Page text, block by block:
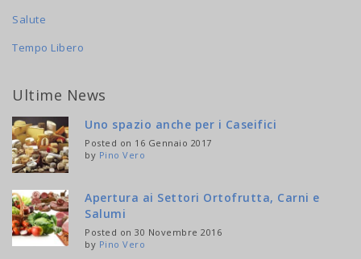
Salute
Tempo Libero
Ultime News
Uno spazio anche per i Caseifici
Posted on 16 Gennaio 2017
by Pino Vero
Apertura ai Settori Ortofrutta, Carni e
Salumi
Posted on 30 Novembre 2016
by Pino Vero